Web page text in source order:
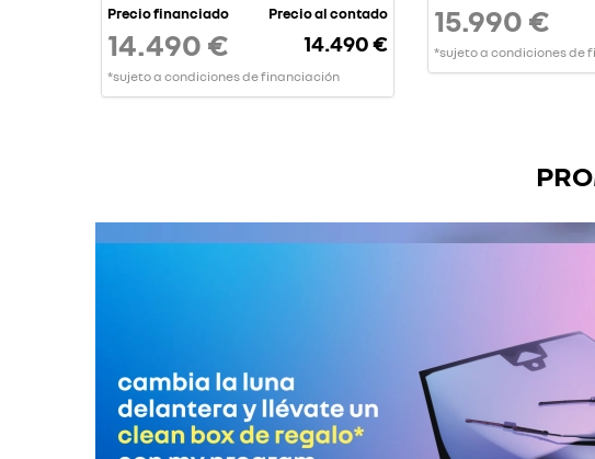
Precio financiado
14.490 €
*sujeto a condiciones de financiación
Precio al contado
14.490 €
15.990 €
*sujeto a condiciones de